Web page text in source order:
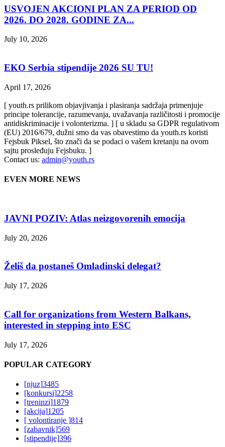
USVOJEN AKCIONI PLAN ZA PERIOD OD
2026. DO 2028. GODINE ZA...
July 10, 2026
EKO Serbia stipendije 2026 SU TU!
April 17, 2026
[ youth.rs prilikom objavjivanja i plasiranja sadržaja primenjuje
principe tolerancije, razumevanja, uvažavanja različitosti i promocije
antidiskriminacije i volonterizma. ] [ u skladu sa GDPR regulativom
(EU) 2016/679, dužni smo da vas obavestimo da youth.rs koristi
Fejsbuk Piksel, što znači da se podaci o vašem kretanju na ovom
sajtu prosleđuju Fejsbuku. ]
Contact us: admin@youth.rs
EVEN MORE NEWS
JAVNI POZIV: Atlas neizgovorenih emocija
July 20, 2026
Želiš da postaneš Omladinski delegat?
July 17, 2026
Call for organizations from Western Balkans,
interested in stepping into ESC
July 17, 2026
POPULAR CATEGORY
[njuz]3485
[konkursi]2258
[treninzi]1879
[akcija]1205
[ volontiranje ]814
[zabavnik]569
[stipendije]396